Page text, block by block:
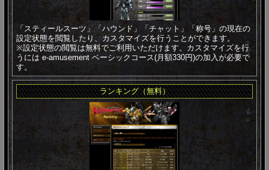
「スティールスーツ」「ハウンド」「チャット」「称号」の現在の
設定状態を閲覧したり、カスタマイズを行うことができます。
※設定状態の閲覧は無料でご利用いただけます。カスタマイズを行
うには e-amusement ベーシックコース(月額330円)の加入が必要で
す。
ランキング（無料）